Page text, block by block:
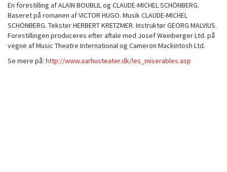
En forestilling af ALAIN BOUBLIL og CLAUDE-MICHEL SCHÖNBERG.
Baseret på romanen af VICTOR HUGO. Musik CLAUDE-MICHEL
SCHÖNBERG. Tekster HERBERT KRETZMER. Instruktør GEORG MALVIUS.
Forestillingen produceres efter aftale med Josef Weinberger Ltd. på
vegne af Music Theatre International og Cameron Mackintosh Ltd.
Se mere på: http://www.aarhusteater.dk/les_miserables.asp